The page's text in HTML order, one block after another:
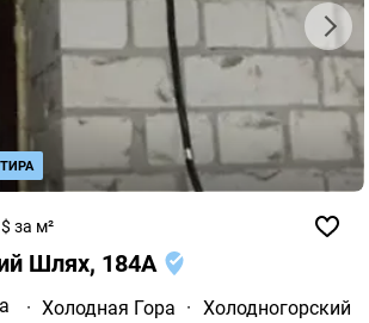
за м²
Шлях, 184А
· Холодная Гора · Холодногорский